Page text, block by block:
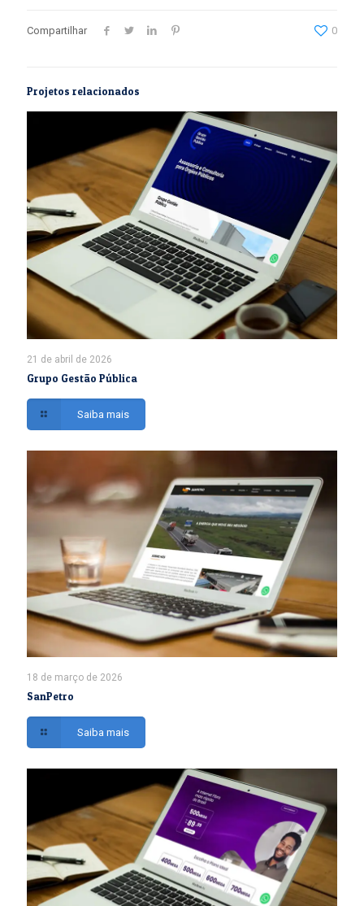
Compartilhar 0
Projetos relacionados
21 de abril de 2026
Grupo Gestão Pública
Saiba mais
18 de março de 2026
SanPetro
Saiba mais